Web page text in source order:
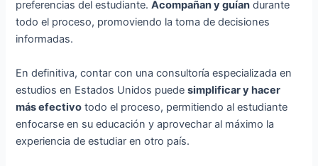
preferencias del estudiante.Acompañan y guían durante
todo el proceso, promoviendo la toma de decisiones
informadas.
En definitiva, contar con una consultoría especializada en
estudios en Estados Unidos puedesimplificar y hacer
más efectivo todo el proceso, permitiendo al estudiante
enfocarse en su educación y aprovechar al máximo la
experiencia de estudiar en otro país.